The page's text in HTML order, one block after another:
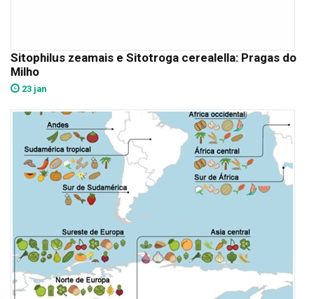
Sitophilus zeamais e Sitotroga cerealella: Pragas do
Milho
23 jan